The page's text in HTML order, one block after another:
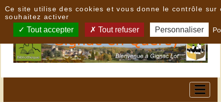
Ce site utilise des cookies et vous donne le contrôle sur
souhaitez activer
Tout accepter Tout refuser Personnaliser